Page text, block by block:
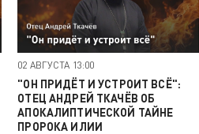
02 АВГУСТА 13:00
"ОН ПРИДЁТ И УСТРОИТ ВСЁ":
ОТЕЦ АНДРЕЙ ТКАЧЁВ ОБ
АПОКАЛИПТИЧЕСКОЙ ТАЙНЕ
ПРОРОКА ИЛИИ